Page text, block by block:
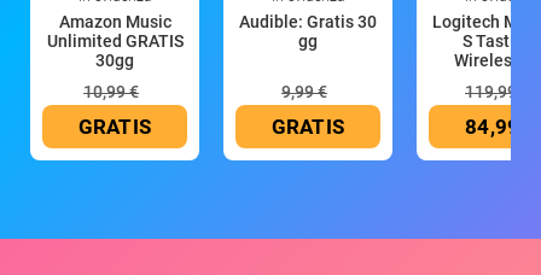
Amazon Music
Unlimited GRATIS
30gg
10,99 €
GRATIS
Audible: Gratis 30
gg
9,99 €
GRATIS
Logitech MX
S Tastiera
Wireless
119,99 €
84,99 €